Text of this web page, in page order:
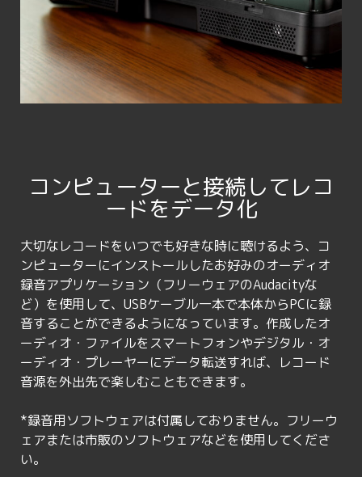
コンピューターと接続してレコ
ードをデータ化
大切なレコードをいつでも好きな時に聴けるよう、コ
ンピューターにインストールしたお好みのオーディオ
録音アプリケーション（フリーウェアのAudacityな
ど）を使用して、USBケーブル一本で本体からPCに録
音することができるようになっています。作成したオ
ーディオ・ファイルをスマートフォンやデジタル・オ
ーディオ・プレーヤーにデータ転送すれば、レコード
音源を外出先で楽しむこともできます。
*録音用ソフトウェアは付属しておりません。フリーウ
ェアまたは市販のソフトウェアなどを使用してくださ
い。